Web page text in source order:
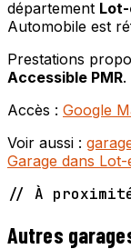
département
Automobile est
Prestations
Accessible PMR.
Accès : Google
Voir aussi :
Garage dans
// À
Autres